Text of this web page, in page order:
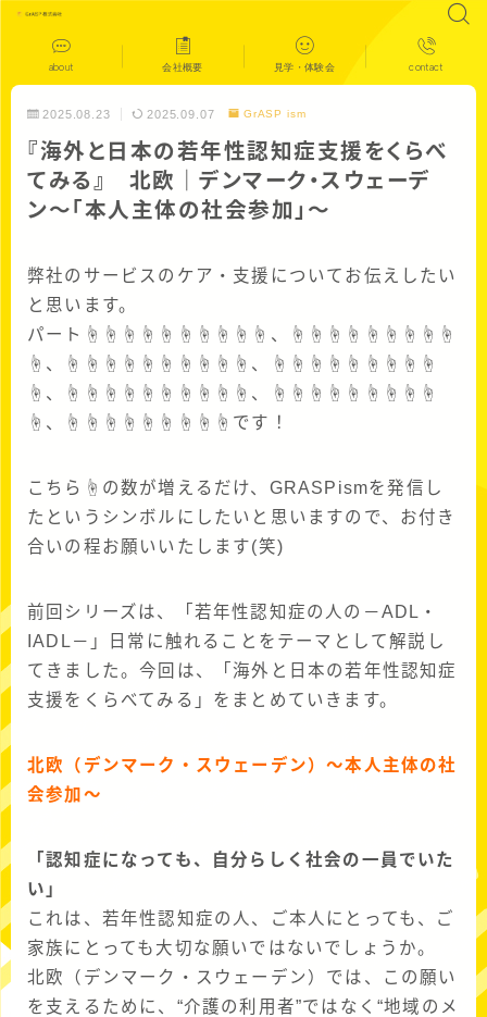
about 会社概要 見学・体験会 contact
2025.08.23 2025.09.07 GrASP ism
『海外と日本の若年性認知症支援をくらべ
てみる』 北欧｜デンマーク・スウェーデ
ン〜「本人主体の社会参加」〜
弊社のサービスのケア・支援についてお伝えしたい
と思います。
パート☝☝☝☝☝☝☝☝☝☝、☝☝☝☝☝☝☝☝☝
☝、☝☝☝☝☝☝☝☝☝☝、☝☝☝☝☝☝☝☝☝
☝、☝☝☝☝☝☝☝☝☝☝、☝☝☝☝☝☝☝☝☝
☝、☝☝☝☝☝☝☝☝☝です！
こちら☝の数が増えるだけ、GRASPismを発信し
たというシンボルにしたいと思いますので、お付き
合いの程お願いいたします(笑)
前回シリーズは、「若年性認知症の人の－ADL・
IADL－」日常に触れることをテーマとして解説し
てきました。今回は、「海外と日本の若年性認知症
支援をくらべてみる」をまとめていきます。
北欧（デンマーク・スウェーデン）〜本人主体の社
会参加〜
「認知症になっても、自分らしく社会の一員でいた
い」
これは、若年性認知症の人、ご本人にとっても、ご
家族にとっても大切な願いではないでしょうか。
北欧（デンマーク・スウェーデン）では、この願い
を支えるために、“介護の利用者”ではなく“地域のメ